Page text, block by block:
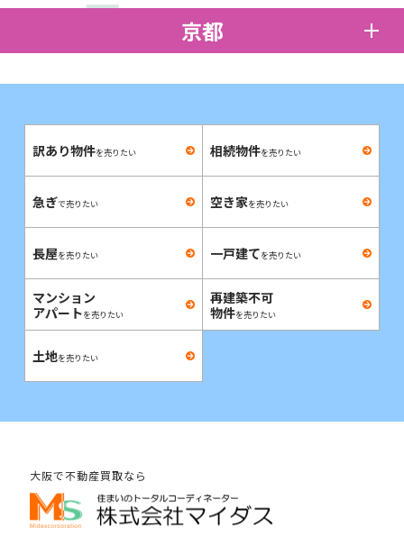
京都
訳あり物件を売りたい 相続物件を売りたい
急ぎで売りたい 空き家を売りたい
長屋を売りたい 一戸建てを売りたい
マンション
アパートを売りたい
再建築不可
物件を売りたい
土地を売りたい
大阪で不動産買取なら